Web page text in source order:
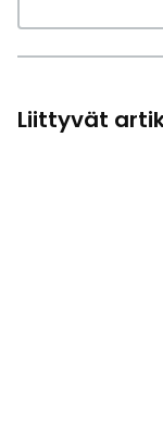
Liittyvät